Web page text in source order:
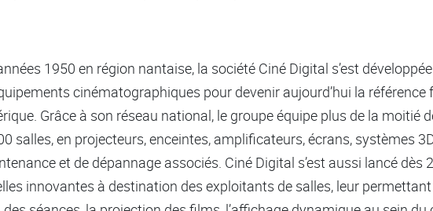
1950 en région nantaise, la société Ciné Digital s’est
cinématographiques pour devenir aujourd’hui la
Grâce à son réseau national, le groupe équipe plus de la moitié
salles, en projecteurs, enceintes, amplificateurs, écrans, systèmes
et de dépannage associés. Ciné Digital s’est aussi lancé dès
innovantes à destination des exploitants de salles, leur